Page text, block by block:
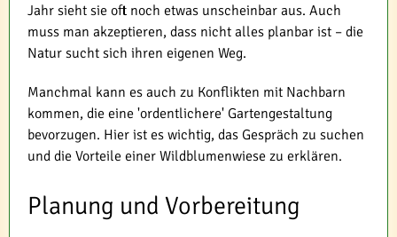
Jahr sieht sie oft noch etwas unscheinbar aus. Auch
muss man akzeptieren, dass nicht alles planbar ist – die
Natur sucht sich ihren eigenen Weg.
Manchmal kann es auch zu Konflikten mit Nachbarn
kommen, die eine 'ordentlichere' Gartengestaltung
bevorzugen. Hier ist es wichtig, das Gespräch zu suchen
und die Vorteile einer Wildblumenwiese zu erklären.
Planung und Vorbereitung